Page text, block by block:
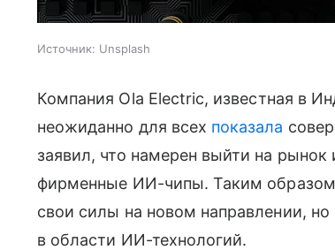
Источник: Unsplash
Компания Ola Electric, известная в
неожиданно для всех показала
заявил, что намерен выйти на рынок
фирменные ИИ-чипы. Таким образом
свои силы на новом направлении,
в области ИИ-технологий.